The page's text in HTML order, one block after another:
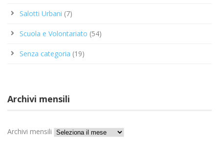
Salotti Urbani (7)
Scuola e Volontariato (54)
Senza categoria (19)
Archivi mensili
Archivi mensili